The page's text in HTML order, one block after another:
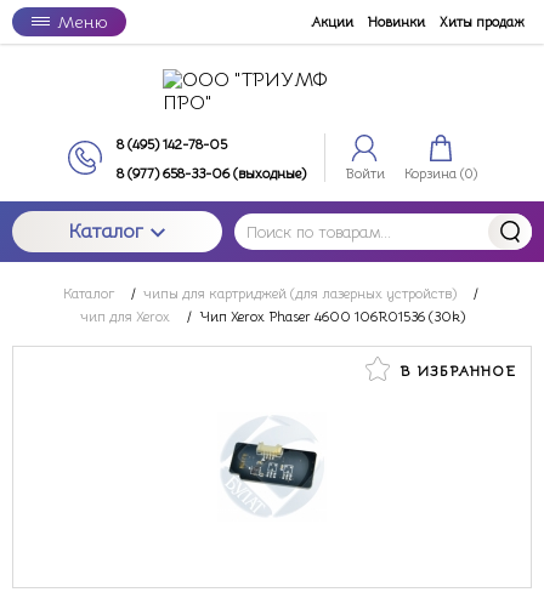
Меню Акции Новинки Хиты продаж
8 (495) 142-78-05
8 (977) 658-33-06 (выходные)
Войти Корзина (0)
Каталог
Каталог / чипы для картриджей (для лазерных устройств)
/
чип для Xerox
/ Чип Xerox Phaser 4600 106R01536 (30k)
В ИЗБРАННОЕ